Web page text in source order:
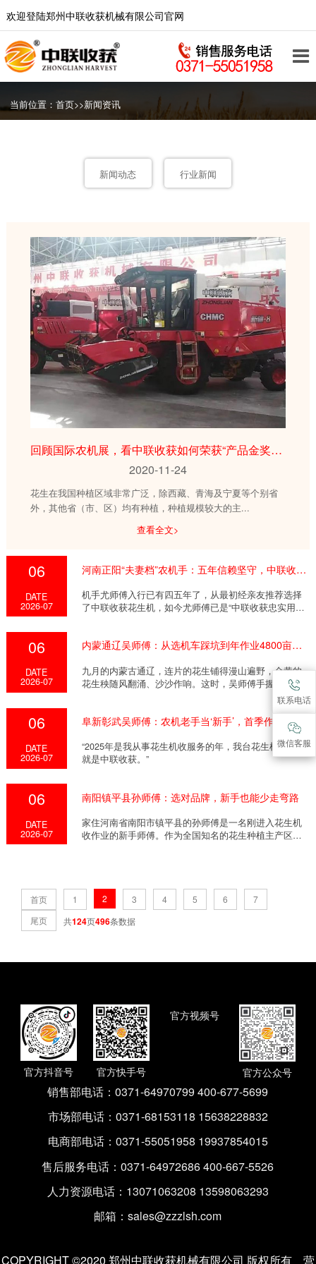
欢迎登陆郑州中联收获机械有限公司官网
当前位置：首页>>新闻资讯
新闻动态 行业新闻
回顾国际农机展，看中联收获如何荣获“产品金奖”！
2020-11-24
花生在我国种植区域非常广泛，除西藏、青海及宁夏等个别省
外，其他省（市、区）均有种植，种植规模较大的主...
查看全文>
06
DATE
2026-07
河南正阳“夫妻档”农机手：五年信赖坚守，中联收获相伴致富
机手尤师傅入行已有四五年了，从最初经亲友推荐选择
了中联收获花生机，如今尤师傅已是“中联收获忠实用
06
DATE
2026-07
内蒙通辽吴师傅：从选机车踩坑到年作业4800亩，靠谱产品才是增收底气
九月的内蒙古通辽，连片的花生铺得漫山遍野，金黄的
花生秧随风翻涌、沙沙作响。这时，吴师傅手握方向
06
DATE
2026-07
阜新彰武吴师傅：农机老手当‘新手’，首季作业获丰收
“2025年是我从事花生机收服务的年，我台花生机选择的
就是中联收获。”
06
DATE
2026-07
南阳镇平县孙师傅：选对品牌，新手也能少走弯路
家住河南省南阳市镇平县的孙师傅是一名刚进入花生机
收作业的新手师傅。作为全国知名的花生种植主产区，
首页 1 2 3 4 5 6
7
尾页
共124页496条数据
官方抖音号 官方快手号
官方视频号
官方公众号
销售部电话：0371-64970799 400-677-5699
市场部电话： 0371-68153118 15638228832
电商部电话： 0371-55051958 19937854015
售后服务电话：0371-64972686 400-667-5526
人力资源电话： 13071063208 13598063293
邮箱：sales@zzzlsh.com
COPYRIGHT ©2020 郑州中联收获机械有限公司 版权所有 营
联系电话
微信客服